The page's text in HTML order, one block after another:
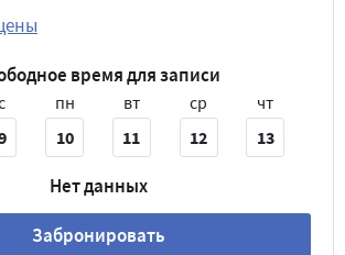
время для записи
пн
10
вт
11
ср
12
чт
13
Нет данных
Забронировать